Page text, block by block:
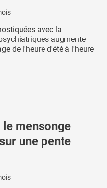
avec la
augmente
de l'heure d'été à l'heure
le mensonge
une pente